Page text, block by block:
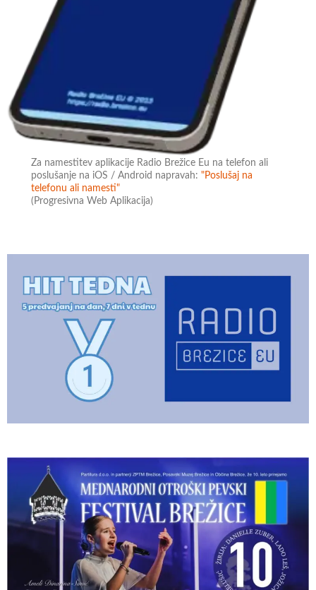
Za namestitev aplikacije Radio Brežice Eu na telefon ali
poslušanje na iOS / Android napravah:"Poslušaj na
telefonu ali namesti"
(Progresivna Web Aplikacija)